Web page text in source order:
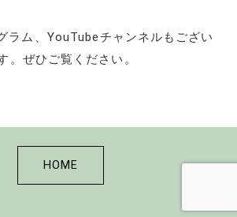
ラム、YouTubeチャンネルもござい
。ぜひご覧ください。
HOME